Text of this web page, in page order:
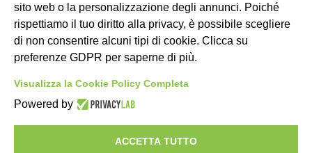
ANACC (Ass. Allenatori)
FEDERAZIONI ESTERE
sito web o la personalizzazione degli annunci. Poiché
rispettiamo il tuo diritto alla privacy, è possibile scegliere
di non consentire alcuni tipi di cookie. Clicca su
preferenze GDPR per saperne di più.
Visualizza la Cookie Policy Completa
Powered by
ACCETTA TUTTO